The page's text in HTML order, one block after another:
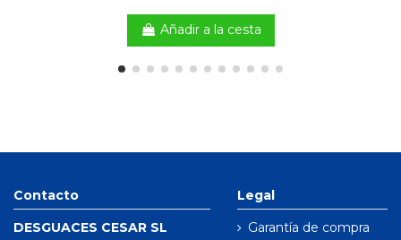
Añadir a la cesta
Contacto
DESGUACES CESAR SL
Legal
Garantía de compra